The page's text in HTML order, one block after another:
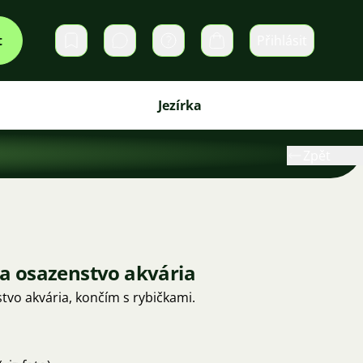
Soukromé zprávy Košík
Jezírka
osazenstvo akvária
akvária, končím s rybičkami.